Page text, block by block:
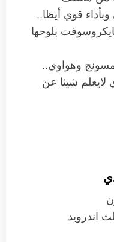
قوي أيظا..
بلوحها
وهواوي..
شيئا عن
اندرويد